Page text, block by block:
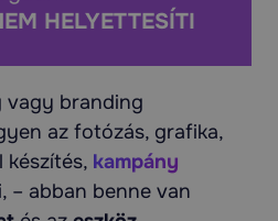
HELYETTESÍTI
vagy branding
az fotózás, grafika,
készítés, kampány
– abban benne van